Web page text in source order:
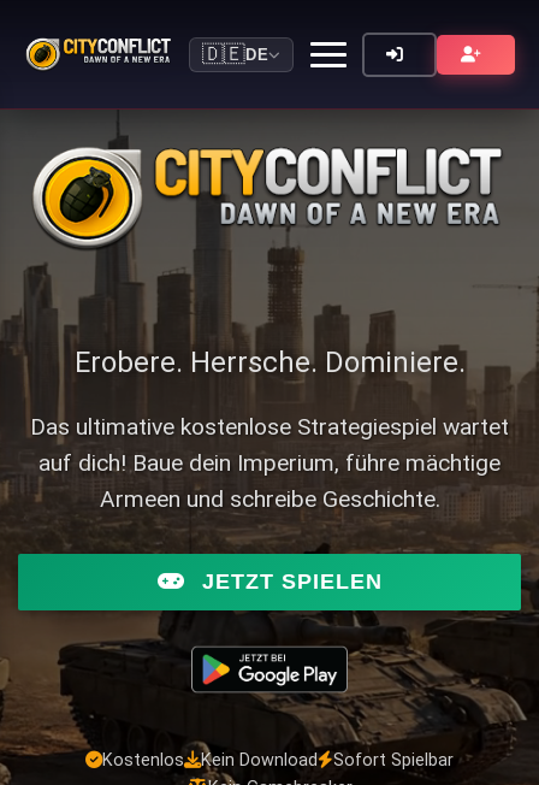
🇩🇪DE
Erobere. Herrsche. Dominiere.
Das ultimative kostenlose Strategiespiel wartet
auf dich! Baue dein Imperium, führe mächtige
Armeen und schreibe Geschichte.
JETZT SPIELEN
Kostenlos Kein Download
Sofort Spielbar